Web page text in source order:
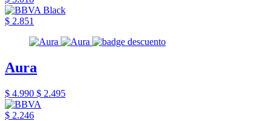
$ 2.851
Aura
$ 4.990 $ 2.495
$ 2.246